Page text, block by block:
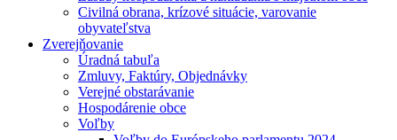
Civilná obrana, krízové situácie, varovanie
obyvateľstva
Zverejňovanie
Úradná tabuľa
Zmluvy, Faktúry, Objednávky
Verejné obstarávanie
Hospodárenie obce
Voľby